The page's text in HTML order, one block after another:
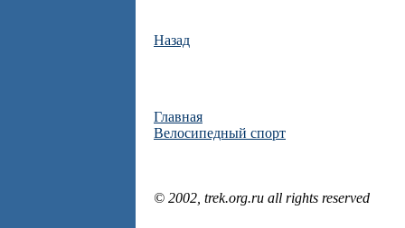
Назад
Главная
Велосипедный спорт
© 2002, trek.org.ru all rights reserved